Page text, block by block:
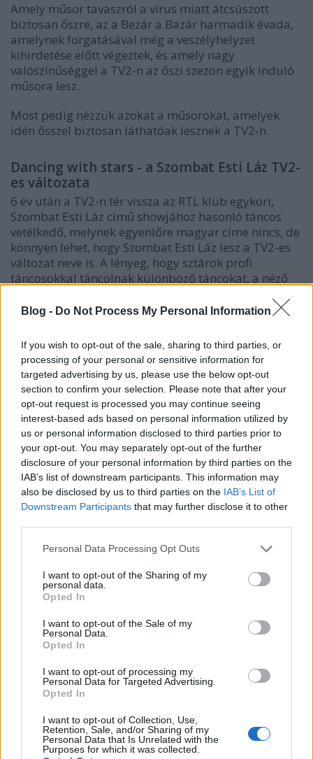
Blog - Do Not Process My Personal Information
If you wish to opt-out of the sale, sharing to third parties, or
processing of your personal or sensitive information for
targeted advertising by us, please use the below opt-out
section to confirm your selection. Please note that after your
opt-out request is processed you may continue seeing
interest-based ads based on personal information utilized by
us or personal information disclosed to third parties prior to
your opt-out. You may separately opt-out of the further
disclosure of your personal information by third parties on the
IAB’s list of downstream participants. This information may
also be disclosed by us to third parties on the IAB’s List of
Downstream Participants that may further disclose it to other
Please note that this website/app uses one or more Google
not limited to your visit or usage behaviour. You may click to
grant or deny consent to Google and its third-party tags to
use your data for below specified purposes in below Google
consent section.
Personal Data Processing Opt Outs
I want to opt-out of the Sharing of my
personal data.
Opted In
I want to opt-out of the Sale of my
Personal Data.
Opted In
I want to opt-out of processing my
Personal Data for Targeted Advertising.
Opted In
I want to opt-out of Collection, Use,
Retention, Sale, and/or Sharing of my
Personal Data that Is Unrelated with the
Purposes for which it was collected.
Amely műsor tavaszról a vírus miatt átcsúszott
biztosan őszre, az a Bezár a Bazár harmadik évada,
amelynek forgatásával még a veszélyhelyzet
kihirdetése előtt végeztek, és amely nagy
valószínűséggel a TV2-n az őszi szezon egyik induló
műsora lesz.
Most pedig nézzük azokat a műsorokat, amelyek
idén ősszel biztosan láthatóak lesznek a TV2-n.
Dancing with stars - a Szombat Esti Láz TV2-
es változata
6 év után a TV2-n tér vissza az RTL klub egykori,
Szombat Esti Láz című showjához hasonló táncos
vetélkedő, melynek egyenlőre magyar címe nincs, de
könnyen lehet, hogy Szombat Esti Láz lesz a TV2-es
változat neve is. A lényeg, hogy sztárok profi
táncosokkal táncolnak különböző táncokat, a néző
búcsúzik a versenytől. Arról, hogy miért ez a lesz az
Magyarországon, már írtunk aMit néztünk régen?
rovat 2006-os, tavaszi részében. Visszatérve a TV2-es
showra, nem lennénk meglepve, ha ezt a változatot is
Ördög Nóra és Stohl András vezetnék...
Sztárban Sztár
Hihetetlen módon kapott tavaly új lendületet egy
értelmetlen változással a TV2 showja, a Sztárban
Sztár, amelynek talent showja - mint ahogy azt fent
már megírtuk - idén elmarad. Helyette újra visszatér
az eredeti változat, új énekesekkel. Az viszont, hogy
rekordkorán, máraugusztus 30-án elindul a
megújult zsűrivel, és természetesen új énekesekkel.
zsűriben Kökény Attila, Köllő Babett, Bereczki Zoltán,
valamint Papp Szabi ülnek majd.
Nicsak, ki vagyok? - A rejtélyek színpada
2020 első felének egyik legnézettebb műsora ősszel
ban az RTL-es Álarcos énekessel szemben az álarcos
hírességek nem versenyeznek egymással, mert itt az